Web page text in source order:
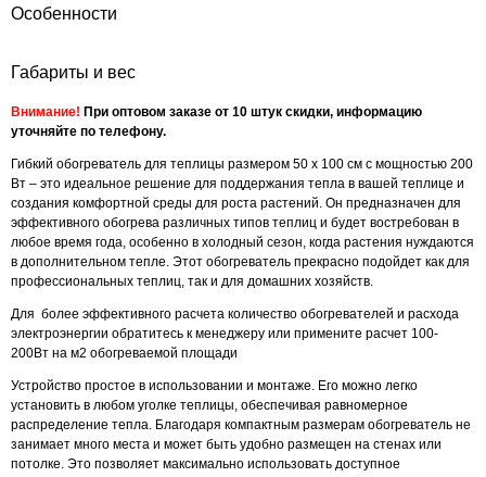
Особенности
Габариты и вес
Внимание! При оптовом заказе от 10 штук скидки, информацию
уточняйте по телефону.
Гибкий обогреватель для теплицы размером 50 х 100 см с мощностью 200
Вт – это идеальное решение для поддержания тепла в вашей теплице и
создания комфортной среды для роста растений. Он предназначен для
эффективного обогрева различных типов теплиц и будет востребован в
любое время года, особенно в холодный сезон, когда растения нуждаются
в дополнительном тепле. Этот обогреватель прекрасно подойдет как для
профессиональных теплиц, так и для домашних хозяйств.
Для более эффективного расчета количество обогревателей и расхода
электроэнергии обратитесь к менеджеру или примените расчет 100-
200Вт на м2 обогреваемой площади
Устройство простое в использовании и монтаже. Его можно легко
установить в любом уголке теплицы, обеспечивая равномерное
распределение тепла. Благодаря компактным размерам обогреватель не
занимает много места и может быть удобно размещен на стенах или
потолке. Это позволяет максимально использовать доступное